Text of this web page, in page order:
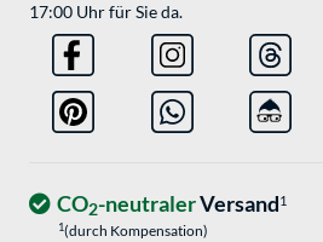
17:00 Uhr für Sie da.
CO2-neutralerVersand1
1(durch Kompensation)